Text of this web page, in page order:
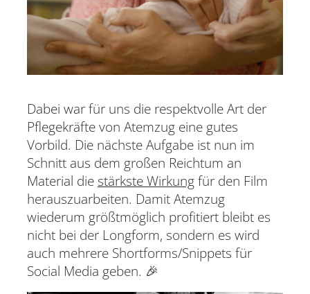
Dabei war für uns die respektvolle Art der
Pflegekräfte von Atemzug eine gutes
Vorbild. Die nächste Aufgabe ist nun im
Schnitt aus dem großen Reichtum an
Material die stärkste Wirkungfür den Film
herauszuarbeiten. Damit Atemzug
wiederum größtmöglich profitiert bleibt es
nicht bei der Longform, sondern es wird
auch mehrere Shortforms/Snippets für
Social Media geben. 🎉